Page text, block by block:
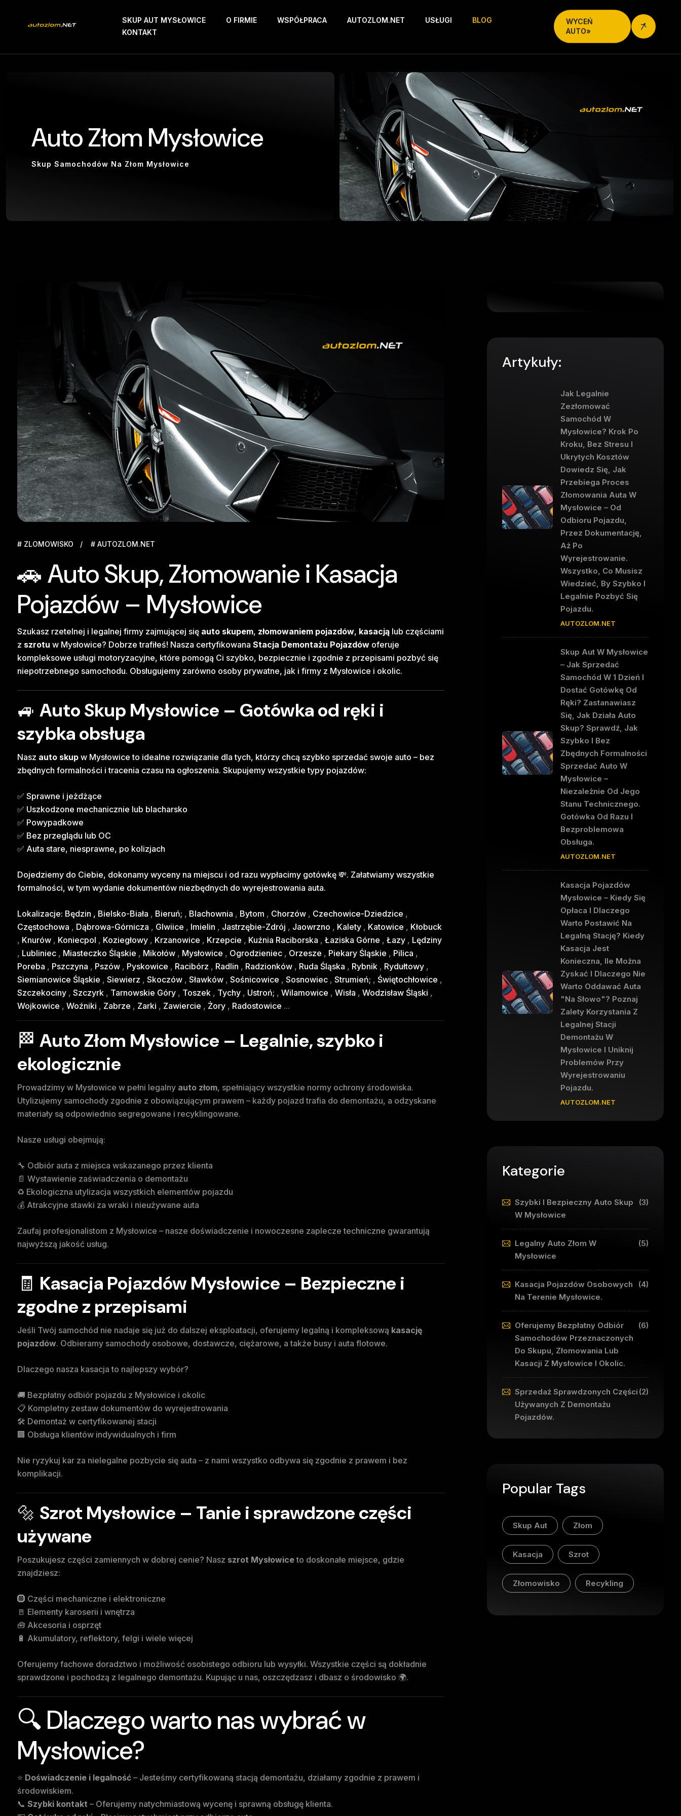
SKUP AUT MYSŁOWICE O FIRMIE WSPÓŁPRACA AUTOZLOM.NET USŁUGI
BLOG
KONTAKT
WYCEŃ
AUTO»
Auto Złom Mysłowice
Skup Samochodów Na Złom Mysłowice
# ZLOMOWISKO # AUTOZLOM.NET
🚗 Auto Skup, Złomowanie i Kasacja
Pojazdów – Mysłowice
Szukasz rzetelnej i legalnej firmy zajmującej się auto skupem, złomowaniem pojazdów, kasacją lub częściami
z szrotu w Mysłowice? Dobrze trafiłeś! Nasza certyfikowana Stacja Demontażu Pojazdów oferuje
kompleksowe usługi motoryzacyjne, które pomogą Ci szybko, bezpiecznie i zgodnie z przepisami pozbyć się
niepotrzebnego samochodu. Obsługujemy zarówno osoby prywatne, jak i firmy z Mysłowice i okolic.
🚙 Auto Skup Mysłowice – Gotówka od ręki i
szybka obsługa
Nasz auto skup w Mysłowice to idealne rozwiązanie dla tych, którzy chcą szybko sprzedać swoje auto – bez
zbędnych formalności i tracenia czasu na ogłoszenia. Skupujemy wszystkie typy pojazdów:
✅ Sprawne i jeżdżące
✅ Uszkodzone mechanicznie lub blacharsko
✅ Powypadkowe
✅ Bez przeglądu lub OC
✅ Auta stare, niesprawne, po kolizjach
Dojedziemy do Ciebie, dokonamy wyceny na miejscu i od razu wypłacimy gotówkę 💸. Załatwiamy wszystkie
formalności, w tym wydanie dokumentów niezbędnych do wyrejestrowania auta.
Lokalizacje: Będzin , Bielsko-Biała , Bieruń; , Blachownia , Bytom , Chorzów , Czechowice-Dziedzice ,
Częstochowa , Dąbrowa-Górnicza , Glwiice , Imielin , Jastrzębie-Zdrój , Jaowrzno , Kalety , Katowice , Kłobuck
, Knurów , Koniecpol , Koziegłowy , Krzanowice , Krzepcie , Kuźnia Raciborska , Łaziska Górne , Łazy , Lędziny
, Lubliniec , Miasteczko Śląskie , Mikołów , Mysłowice , Ogrodzieniec , Orzesze , Piekary Śląskie , Pilica ,
Poreba , Pszczyna , Pszów , Pyskowice , Racibórz , Radlin , Radzionków , Ruda Śląska , Rybnik , Rydułtowy ,
Siemianowice Śląskie , Siewierz , Skoczów , Sławków , Sośnicowice , Sosnowiec , Strumień; , Świętochłowice ,
Szczekociny , Szczyrk , Tarnowskie Góry , Toszek , Tychy , Ustroń; , Wilamowice , Wisła , Wodzisław Śląski ,
Wojkowice , Woźniki , Zabrze , Zarki , Zawiercie , Żory , Radostowice ...
🏁 Auto Złom Mysłowice – Legalnie, szybko i
ekologicznie
Prowadzimy w Mysłowice w pełni legalny auto złom, spełniający wszystkie normy ochrony środowiska.
Utylizujemy samochody zgodnie z obowiązującym prawem – każdy pojazd trafia do demontażu, a odzyskane
materiały są odpowiednio segregowane i recyklingowane.
Nasze usługi obejmują:
🔧 Odbiór auta z miejsca wskazanego przez klienta
📄 Wystawienie zaświadczenia o demontażu
♻️ Ekologiczna utylizacja wszystkich elementów pojazdu
💰 Atrakcyjne stawki za wraki i nieużywane auta
Zaufaj profesjonalistom z Mysłowice – nasze doświadczenie i nowoczesne zaplecze techniczne gwarantują
najwyższą jakość usług.
🧾 Kasacja Pojazdów Mysłowice – Bezpieczne i
zgodne z przepisami
Jeśli Twój samochód nie nadaje się już do dalszej eksploatacji, oferujemy legalną i kompleksową kasację
pojazdów. Odbieramy samochody osobowe, dostawcze, ciężarowe, a także busy i auta flotowe.
Dlaczego nasza kasacja to najlepszy wybór?
🚚 Bezpłatny odbiór pojazdu z Mysłowice i okolic
📋 Kompletny zestaw dokumentów do wyrejestrowania
🛠️ Demontaż w certyfikowanej stacji
🏢 Obsługa klientów indywidualnych i firm
Nie ryzykuj kar za nielegalne pozbycie się auta – z nami wszystko odbywa się zgodnie z prawem i bez
komplikacji.
🔩 Szrot Mysłowice – Tanie i sprawdzone części
używane
Poszukujesz części zamiennych w dobrej cenie? Nasz szrot Mysłowiceto doskonałe miejsce, gdzie
znajdziesz:
🛞 Części mechaniczne i elektroniczne
🚪 Elementy karoserii i wnętrza
🧰 Akcesoria i osprzęt
🔋 Akumulatory, reflektory, felgi i wiele więcej
Oferujemy fachowe doradztwo i możliwość osobistego odbioru lub wysyłki. Wszystkie części są dokładnie
sprawdzone i pochodzą z legalnego demontażu. Kupując u nas, oszczędzasz i dbasz o środowisko 🌍.
🔍 Dlaczego warto nas wybrać w
Mysłowice?
⭐ Doświadczenie i legalność – Jesteśmy certyfikowaną stacją demontażu, działamy zgodnie z prawem i
środowiskiem.
📞 Szybki kontakt – Oferujemy natychmiastową wycenę i sprawną obsługę klienta.
Artykuły:
Jak Legalnie
Zezłomować
Samochód W
Mysłowice? Krok Po
Kroku, Bez Stresu I
Ukrytych Kosztów
Dowiedz Się, Jak
Przebiega Proces
Złomowania Auta W
Mysłowice – Od
Odbioru Pojazdu,
Przez Dokumentację,
Aż Po
Wyrejestrowanie.
Wszystko, Co Musisz
Wiedzieć, By Szybko I
Legalnie Pozbyć Się
Pojazdu.
AUTOZLOM.NET
Skup Aut W Mysłowice
– Jak Sprzedać
Samochód W 1 Dzień I
Dostać Gotówkę Od
Ręki? Zastanawiasz
Się, Jak Działa Auto
Skup? Sprawdź, Jak
Szybko I Bez
Zbędnych Formalności
Sprzedać Auto W
Mysłowice –
Niezależnie Od Jego
Stanu Technicznego.
Gotówka Od Razu I
Bezproblemowa
Obsługa.
AUTOZLOM.NET
Kasacja Pojazdów
Mysłowice – Kiedy Się
Opłaca I Dlaczego
Warto Postawić Na
Legalną Stację? Kiedy
Kasacja Jest
Konieczna, Ile Można
Zyskać I Dlaczego Nie
Warto Oddawać Auta
"na Słowo"? Poznaj
Zalety Korzystania Z
Legalnej Stacji
Demontażu W
Mysłowice I Uniknij
Problemów Przy
Wyrejestrowaniu
Pojazdu.
AUTOZLOM.NET
Kategorie
Szybki I Bezpieczny Auto Skup
W Mysłowice
(3)
Legalny Auto Złom W
Mysłowice
(5)
Kasacja Pojazdów Osobowych
Na Terenie Mysłowice.
(4)
Oferujemy Bezpłatny Odbiór
Samochodów Przeznaczonych
Do Skupu, Złomowania Lub
Kasacji Z Mysłowice I Okolic.
(6)
Sprzedaż Sprawdzonych Części
Używanych Z Demontażu
Pojazdów.
(2)
Popular Tags
Skup Aut Złom
Kasacja Szrot
Złomowisko Recykling